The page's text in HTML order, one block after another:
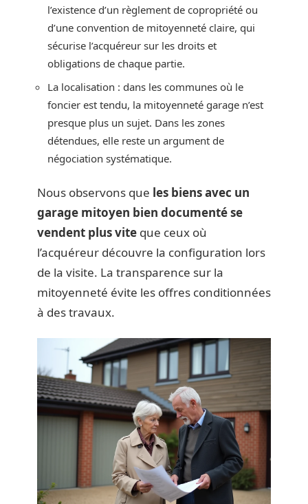
l’existence d’un règlement de copropriété ou
d’une convention de mitoyenneté claire, qui
sécurise l’acquéreur sur les droits et
obligations de chaque partie.
La localisation : dans les communes où le
foncier est tendu, la mitoyenneté garage n’est
presque plus un sujet. Dans les zones
détendues, elle reste un argument de
négociation systématique.
Nous observons que les biens avec un
garage mitoyen bien documenté se
vendent plus vite que ceux où
l’acquéreur découvre la configuration lors
de la visite. La transparence sur la
mitoyenneté évite les offres conditionnées
à des travaux.